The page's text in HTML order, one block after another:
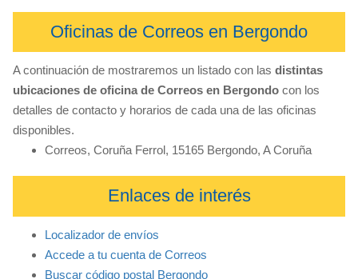
Oficinas de Correos en Bergondo
A continuación de mostraremos un listado con las distintas
ubicaciones de oficina de Correos en Bergondo con los
detalles de contacto y horarios de cada una de las oficinas
disponibles.
Correos, Coruña Ferrol, 15165 Bergondo, A Coruña
Enlaces de interés
Localizador de envíos
Accede a tu cuenta de Correos
Buscar código postal Bergondo